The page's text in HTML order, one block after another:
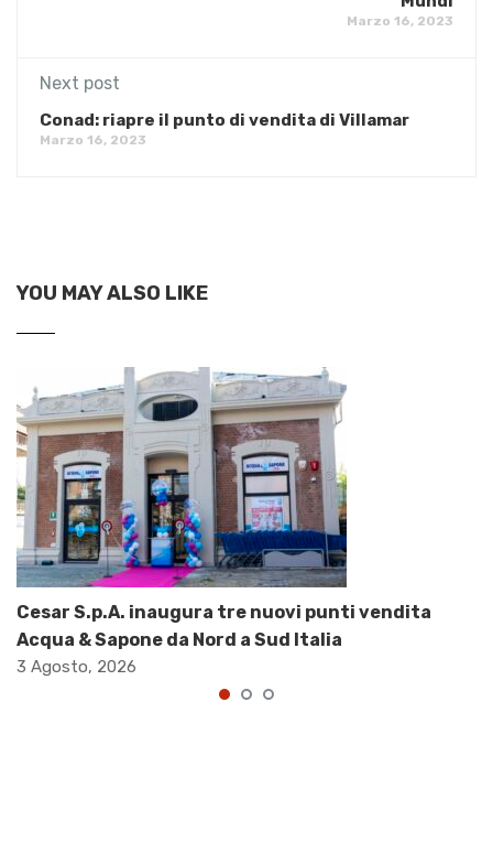
Marzo 16, 2023
Next post
Conad: riapre il punto di vendita di Villamar
Marzo 16, 2023
YOU MAY ALSO LIKE
Cesar S.p.A. inaugura tre nuovi punti vendita
Acqua & Sapone da Nord a Sud Italia
3 Agosto, 2026